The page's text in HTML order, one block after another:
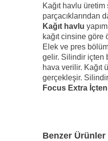
Kağıt havlu üretim
parçacıklarından
Kağıt havlu
kağıt cinsine göre
Elek ve pres
gelir. Silindir içten
hava verilir. Kağıt
gerçekleşir. Silindir
Focus Extra
Benzer Ürünler